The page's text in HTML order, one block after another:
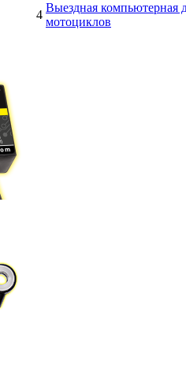
4
Выездная компьютерная
мотоциклов